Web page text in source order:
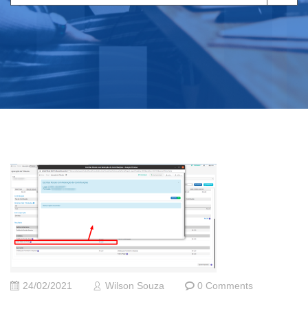
for:
24/02/2021 Wilson Souza 0 Comments